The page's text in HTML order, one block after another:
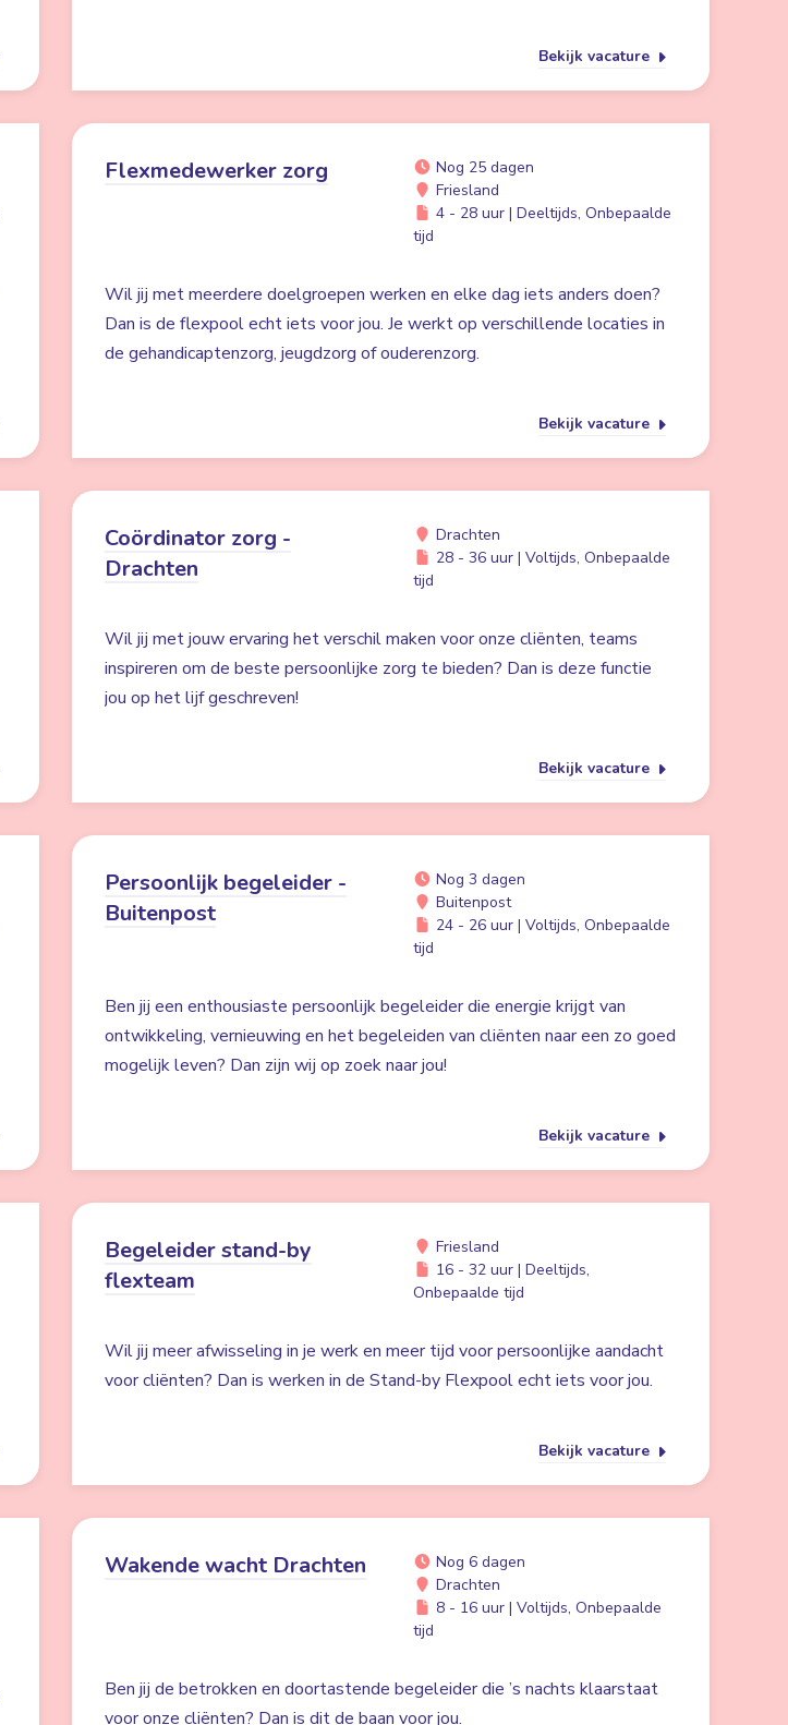
Bekijk vacature
Flexmedewerker zorg
Nog 25 dagen
Friesland
4 - 28 uur | Deeltijds, Onbepaalde
tijd
Wil jij met meerdere doelgroepen werken en elke dag iets anders doen?
Dan is de flexpool echt iets voor jou. Je werkt op verschillende locaties in
de gehandicaptenzorg, jeugdzorg of ouderenzorg.
Bekijk vacature
Coördinator zorg -
Drachten
Drachten
28 - 36 uur | Voltijds, Onbepaalde
tijd
Wil jij met jouw ervaring het verschil maken voor onze cliënten, teams
inspireren om de beste persoonlijke zorg te bieden? Dan is deze functie
jou op het lijf geschreven!
Bekijk vacature
Persoonlijk begeleider -
Buitenpost
Nog 3 dagen
Buitenpost
24 - 26 uur | Voltijds, Onbepaalde
tijd
Ben jij een enthousiaste persoonlijk begeleider die energie krijgt van
ontwikkeling, vernieuwing en het begeleiden van cliënten naar een zo goed
mogelijk leven? Dan zijn wij op zoek naar jou!
Bekijk vacature
Begeleider stand-by
flexteam
Friesland
16 - 32 uur | Deeltijds,
Onbepaalde tijd
Wil jij meer afwisseling in je werk en meer tijd voor persoonlijke aandacht
voor cliënten? Dan is werken in de Stand-by Flexpool echt iets voor jou.
Bekijk vacature
Wakende wacht Drachten
Nog 6 dagen
Drachten
8 - 16 uur | Voltijds, Onbepaalde
tijd
Ben jij de betrokken en doortastende begeleider die ’s nachts klaarstaat
voor onze cliënten? Dan is dit de baan voor jou.